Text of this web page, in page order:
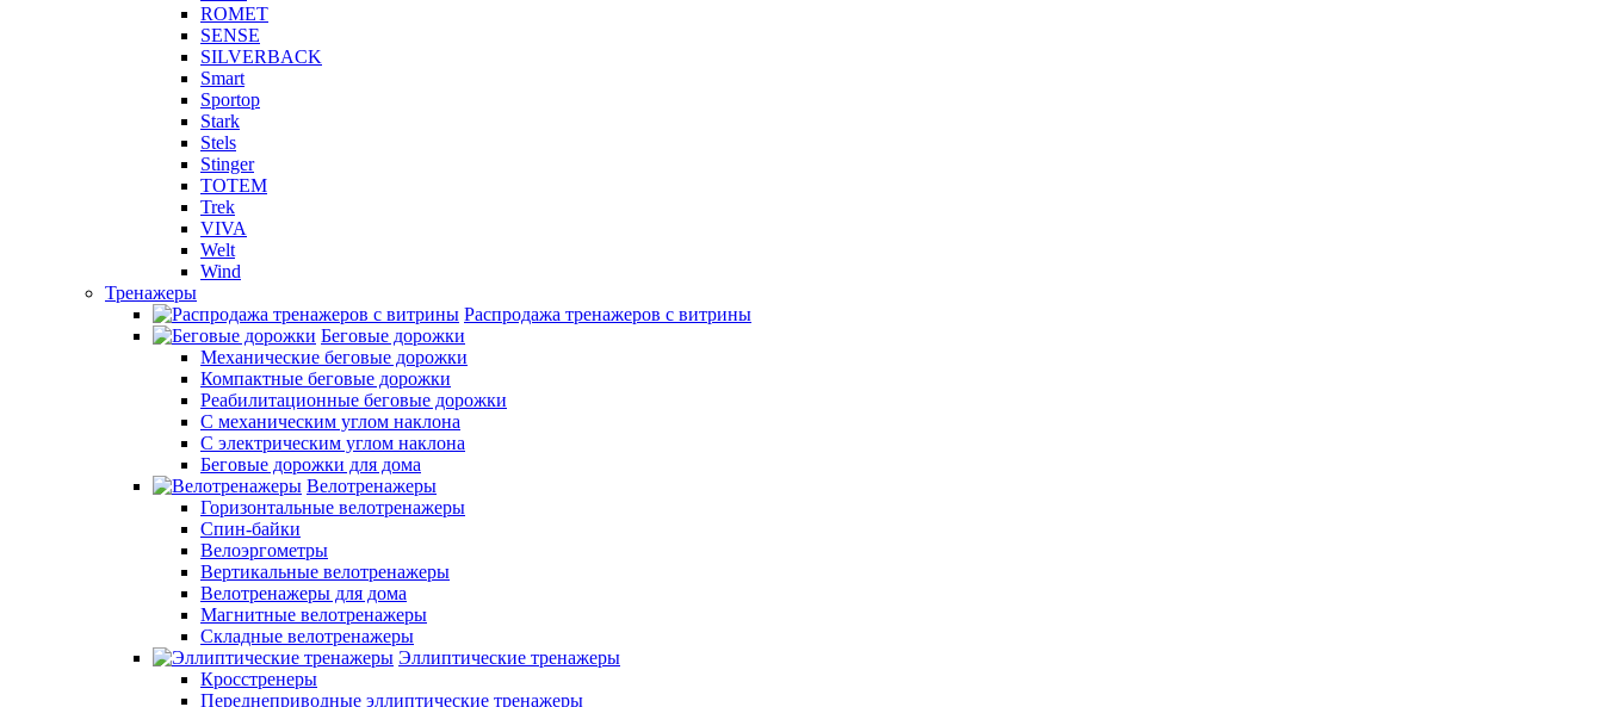
ROMET
SENSE
SILVERBACK
Smart
Sportop
Stark
Stels
Stinger
TOTEM
Trek
VIVA
Welt
Wind
Тренажеры
Распродажа тренажеров с витрины
Беговые дорожки
Механические беговые дорожки
Компактные беговые дорожки
Реабилитационные беговые дорожки
С механическим углом наклона
С электрическим углом наклона
Беговые дорожки для дома
Велотренажеры
Горизонтальные велотренажеры
Спин-байки
Велоэргометры
Вертикальные велотренажеры
Велотренажеры для дома
Магнитные велотренажеры
Складные велотренажеры
Эллиптические тренажеры
Кросстренеры
Переднеприводные эллиптические тренажеры